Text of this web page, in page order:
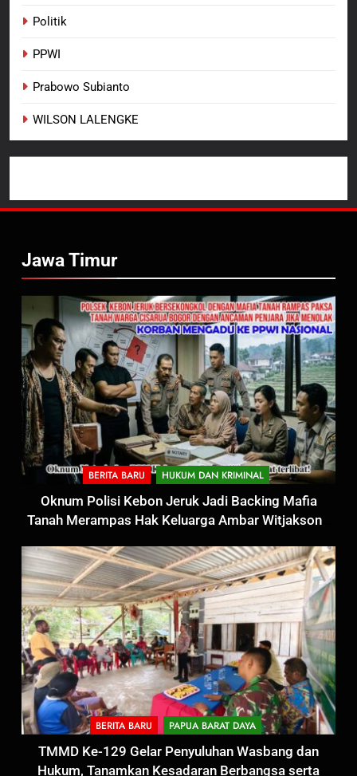
Politik
PPWI
Prabowo Subianto
WILSON LALENGKE
Jawa Timur
BERITA BARU HUKUM DAN KRIMINAL
Oknum Polisi Kebon Jeruk Jadi Backing Mafia
Tanah Merampas Hak Keluarga Ambar Witjaksono
BERITA BARU PAPUA BARAT DAYA
TMMD Ke-129 Gelar Penyuluhan Wasbang dan
Hukum, Tanamkan Kesadaran Berbangsa serta
5
Perkuat Sinergitas Ulama dan